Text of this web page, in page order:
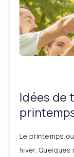
Idées de
Le printemps
hiver. Quelques